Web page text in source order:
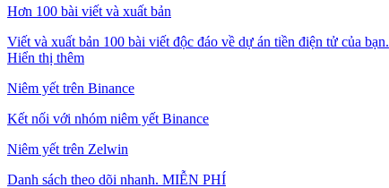
Hơn 100 bài viết và xuất bản
Viết và xuất bản 100 bài viết độc đáo về dự án tiền điện tử của bạn.
Hiển thị thêm
Niêm yết trên Binance
Kết nối với nhóm niêm yết Binance
Niêm yết trên Zelwin
Danh sách theo dõi nhanh. MIỄN PHÍ